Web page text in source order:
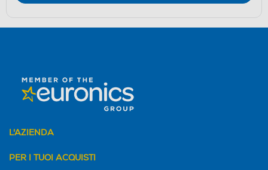
L'AZIENDA
PER I TUOI ACQUISTI